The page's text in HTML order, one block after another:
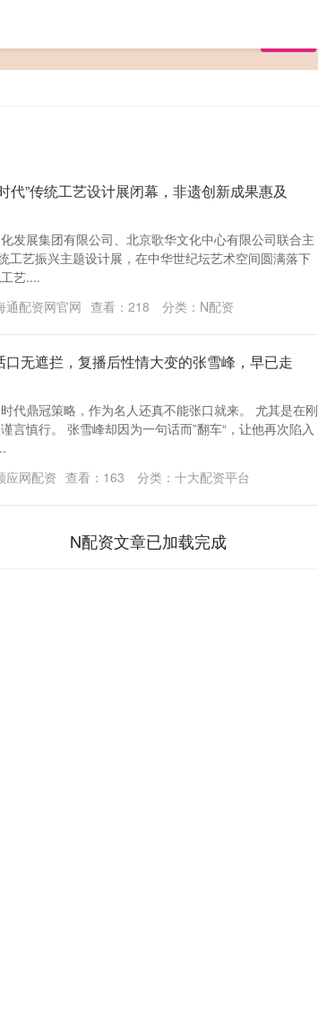
代”传统工艺设计展闭幕，非遗创新成果惠及
发展集团有限公司、北京歌华文化中心有限公司联合主
工艺振兴主题设计展，在中华世纪坛艺术空间圆满落下
艺....
通配资网官网 查看： 218 分类： N配资
口无遮拦，复播后性情大变的张雪峰，早已走
代鼎冠策略，作为名人还真不能张口就来。 尤其是在刚
言慎行。 张雪峰却因为一句话而”翻车“，让他再次陷入
应网配资 查看： 163 分类： 十大配资平台
N配资文章已加载完成